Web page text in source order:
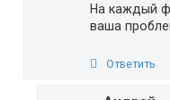
На каждый
ваша
Ответить